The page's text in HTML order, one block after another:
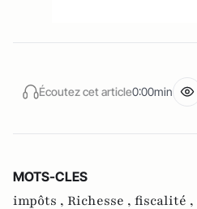
Écoutez cet article0:00min
MOTS-CLES
impôts , Richesse , fiscalité ,